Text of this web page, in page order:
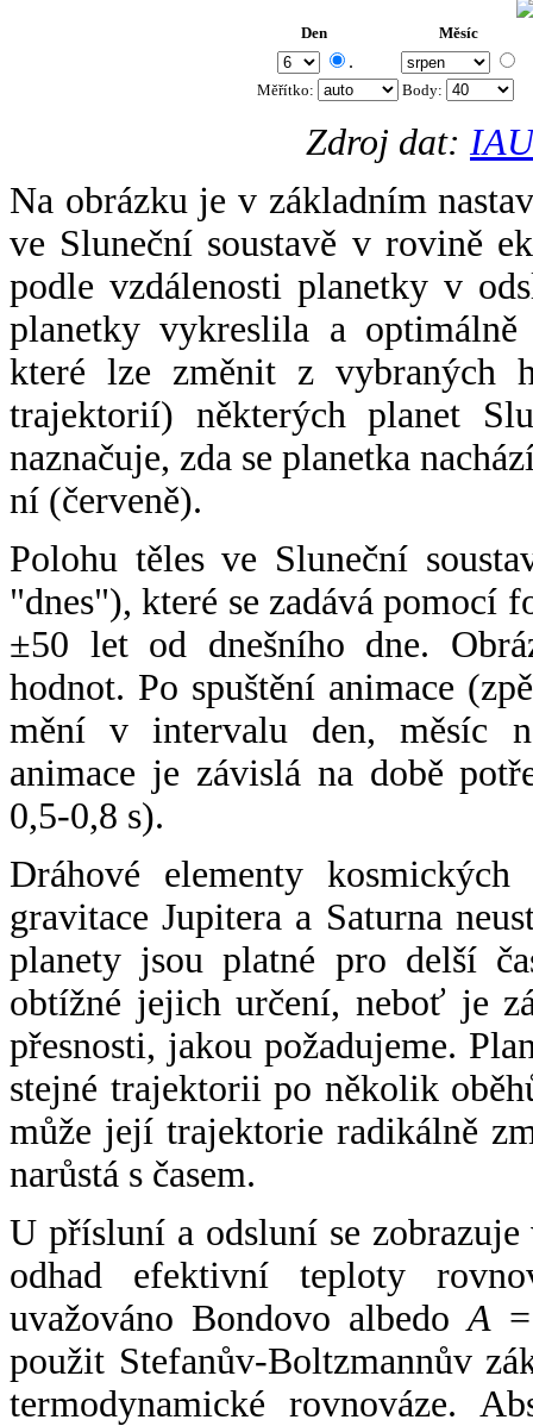
Den Měsíc
.
Měřítko: Body:
Zdroj dat:
Na obrázku je v základním
ve Sluneční soustavě v rovině
podle vzdálenosti planetky v
planetky vykreslila a
které lze změnit z vybraných
trajektorií) některých planet
naznačuje, zda se planetka
ní (červeně).
Polohu těles ve Sluneční
"dnes"), které se zadává pomocí
±50 let od dnešního dne.
hodnot. Po spuštění animace
mění v intervalu den, měsíc
animace je závislá na době
0,5-0,8 s).
Dráhové elementy
gravitace Jupitera a Saturna
planety jsou platné pro delší
obtížné jejich určení, neboť je
přesnosti, jakou požadujeme.
stejné trajektorii po několik
může její trajektorie radikálně
narůstá s časem.
U přísluní a odsluní se
odhad efektivní teploty
uvažováno Bondovo albedoA
použit Stefanův-Boltzmannův
termodynamické rovnováze.